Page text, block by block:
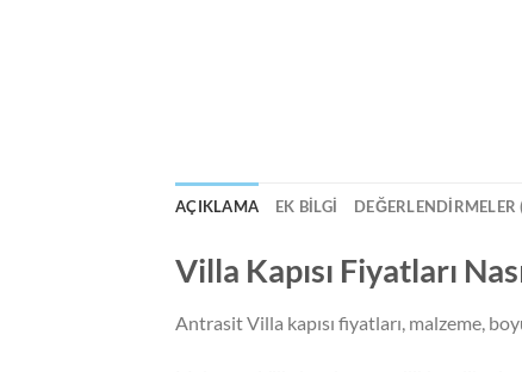
AÇIKLAMA EK BILGI DEĞERLENDIRMELER
Villa Kapısı Fiyatları
Antrasit Villa kapısı fiyatları, malzeme,